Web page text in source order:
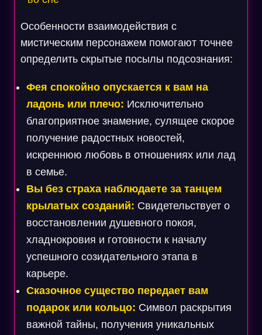
Особенности взаимодействия с
мистическим персонажем помогают точнее
определить скрытые посылы подсознания:
Фея спокойно опускается к вам на
ладонь или плечо: Исключительно
благоприятное знамение, сулящее скорое
получение радостных новостей,
искреннюю любовь в отношениях или лад
в семье.
Вы без страха наблюдаете за танцем
крылатых созданий: Свидетельствует о
восстановлении душевного покоя,
хладнокровия и готовности к началу
успешного созидательного этапа в
карьере.
Сказочное существо передает вам
подарок или кольцо: Символ раскрытия
важной тайны, получения уникальных